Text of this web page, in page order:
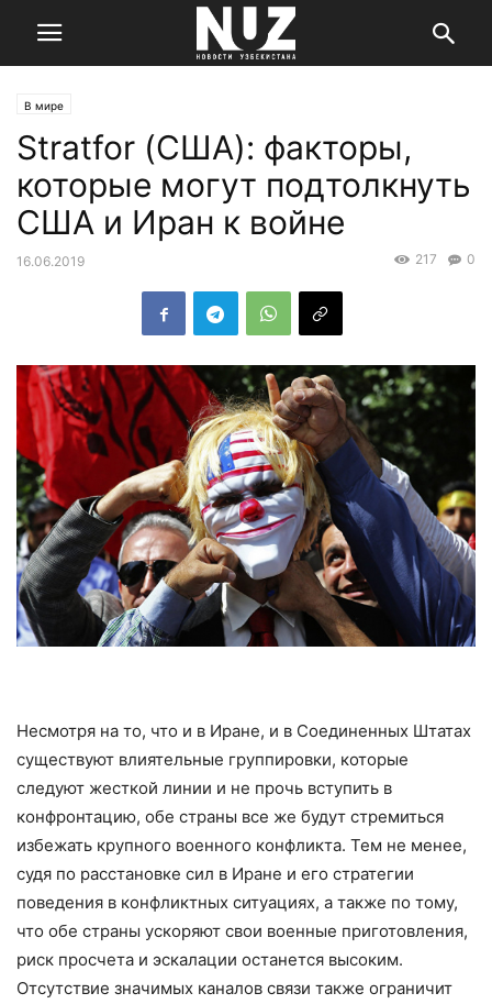
В мире
Stratfor (США): факторы,
которые могут подтолкнуть
США и Иран к войне
16.06.2019 0
217
Несмотря на то, что и в Иране, и в Соединенных Штатах
существуют влиятельные группировки, которые
следуют жесткой линии и не прочь вступить в
конфронтацию, обе страны все же будут стремиться
избежать крупного военного конфликта. Тем не менее,
судя по расстановке сил в Иране и его стратегии
поведения в конфликтных ситуациях, а также по тому,
что обе страны ускоряют свои военные приготовления,
риск просчета и эскалации останется высоким.
Отсутствие значимых каналов связи также ограничит